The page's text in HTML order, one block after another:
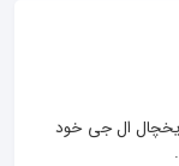
یخچال ال جی خود